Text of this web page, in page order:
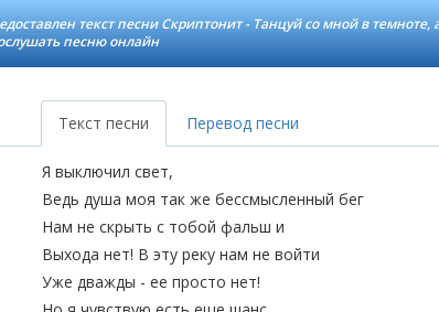
текст песни Скриптонит - Танцуй со мной в
песню онлайн
Текст песни Перевод песни
Я выключил свет,
Ведь душа моя так же бессмысленный бег
Нам не скрыть с тобой фальш и
Выхода нет! В эту реку нам не войти
Уже дважды - ее просто нет!